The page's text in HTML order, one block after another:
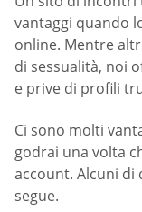
vantaggi quando
online. Mentre
di sessualità, noi
e prive di profili
Ci sono molti
godrai una volta
account. Alcuni
segue.